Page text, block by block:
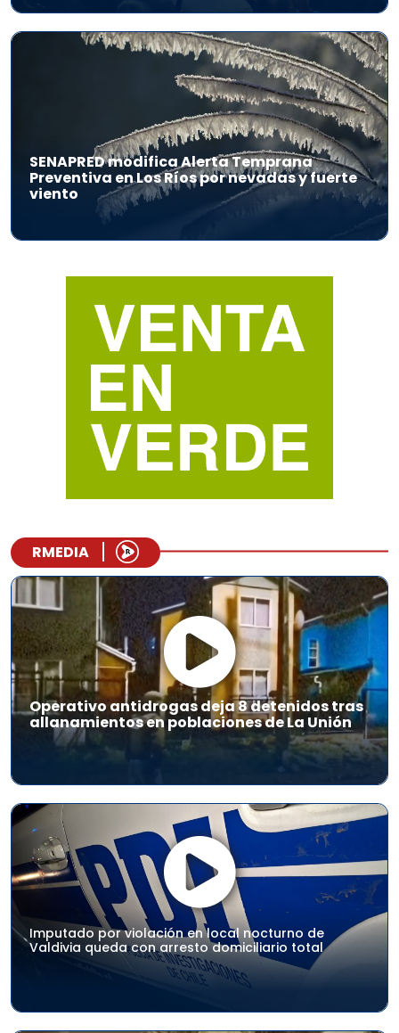
SENAPRED modifica Alerta Temprana
Preventiva en Los Ríos por nevadas y fuerte
viento
RMEDIA
Operativo antidrogas deja 8 detenidos tras
allanamientos en poblaciones de La Unión
Imputado por violación en local nocturno de
Valdivia queda con arresto domiciliario total